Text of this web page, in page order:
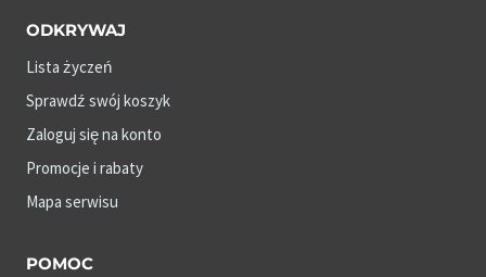
ODKRYWAJ
Lista życzeń
Sprawdź swój koszyk
Zaloguj się na konto
Promocje i rabaty
Mapa serwisu
POMOC